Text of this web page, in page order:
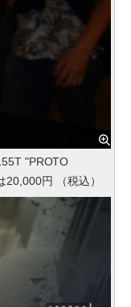
"PROTO
円 （税込）